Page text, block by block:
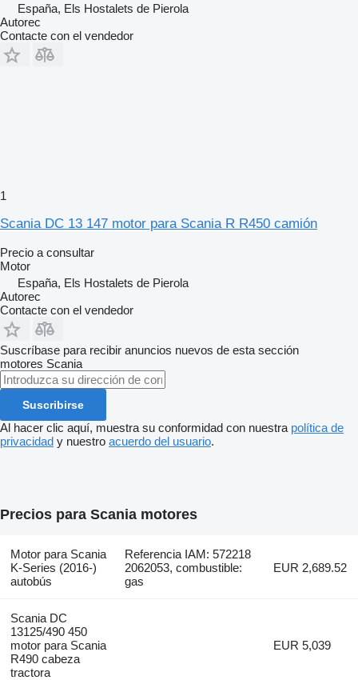
España, Els Hostalets de Pierola
Autorec
Contacte con el vendedor
1
Scania DC 13 147 motor para Scania R R450 camión
Precio a consultar
Motor
España, Els Hostalets de Pierola
Autorec
Contacte con el vendedor
Suscríbase para recibir anuncios nuevos de esta sección
motores Scania
Suscribirse
Al hacer clic aquí, muestra su conformidad con nuestra política de
privacidad y nuestro acuerdo del usuario.
Precios para Scania motores
Motor para Scania
K-Series (2016-)
autobús
Referencia IAM: 572218
2062053, combustible:
gas
EUR 2,689.52
Scania DC
13125/490 450
motor para Scania
R490 cabeza
tractora
EUR 5,039